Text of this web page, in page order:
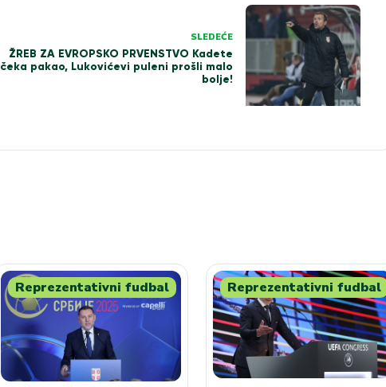
SLEDEĆE
ŽREB ZA EVROPSKO PRVENSTVO Kadete
čeka pakao, Lukovićevi puleni prošli malo
bolje!
Reprezentativni fudbal Reprezentativni fudbal